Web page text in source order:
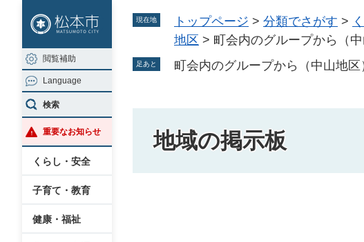
ジ
の
先
頭
で
す
ュ
ー
を
飛
ば
し
閲覧補助
Language
検索
重要なお知らせ
くらし・安全
子育て・教育
健康・福祉
現在地 トップページ > 分類でさがす >
地区 > 町会内のグループから（中
足あと 町会内のグループから（中山地区
地域の掲示板